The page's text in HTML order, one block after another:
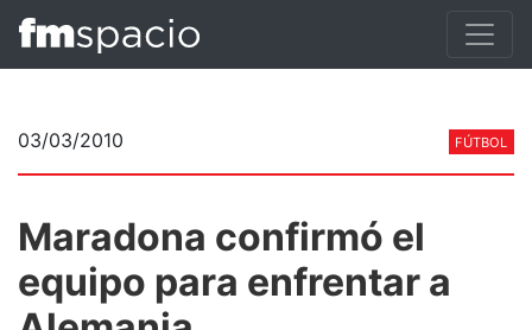
03/03/2010 FÚTBOL
Maradona confirmó el
equipo para enfrentar a